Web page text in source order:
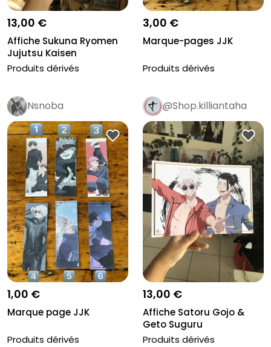
13,00 €
Affiche Sukuna Ryomen
Jujutsu Kaisen
Produits dérivés
3,00 €
Marque-pages JJK
Produits dérivés
Nsnoba
1,00 €
Marque page JJK
Produits dérivés
@Shop.killiantaha
13,00 €
Affiche Satoru Gojo &
Geto Suguru
Produits dérivés